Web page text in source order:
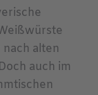
nach alten
auch im